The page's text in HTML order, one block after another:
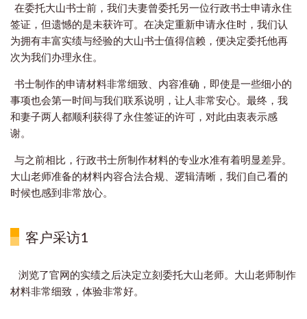
在委托大山书士前，我们夫妻曾委托另一位行政书士申请永住
签证，但遗憾的是未获许可。 在决定重新申请永住时，我们认
为拥有丰富实绩与经验的大山书士值得信赖，便决定委托他再
次为我们办理永住。
书士制作的申请材料非常细致、内容准确，即使是一些细小的
事项也会第一时间与我们联系说明，让人非常安心。 最终，我
和妻子两人都顺利获得了永住签证的许可，对此由衷表示感
谢。
与之前相比，行政书士所制作材料的专业水准有着明显差异。
大山老师准备的材料内容合法合规、逻辑清晰，我们自己看的
时候也感到非常放心。
客户采访1
浏览了官网的实绩之后决定立刻委托大山老师。大山老师制作
材料非常细致，体验非常好。